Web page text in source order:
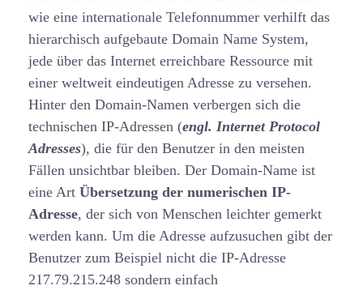
wie eine internationale Telefonnummer verhilft das
hierarchisch aufgebaute Domain Name System,
jede über das Internet erreichbare Ressource mit
einer weltweit eindeutigen Adresse zu versehen.
Hinter den Domain-Namen verbergen sich die
technischen IP-Adressen (engl. Internet Protocol
Adresses), die für den Benutzer in den meisten
Fällen unsichtbar bleiben. Der Domain-Name ist
eine Art Übersetzung der numerischen IP-
Adresse, der sich von Menschen leichter gemerkt
werden kann. Um die Adresse aufzusuchen gibt der
Benutzer zum Beispiel nicht die IP-Adresse
217.79.215.248 sondern einfach